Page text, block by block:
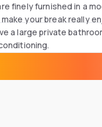
finely furnished in a
your break really
a large private
and all rooms